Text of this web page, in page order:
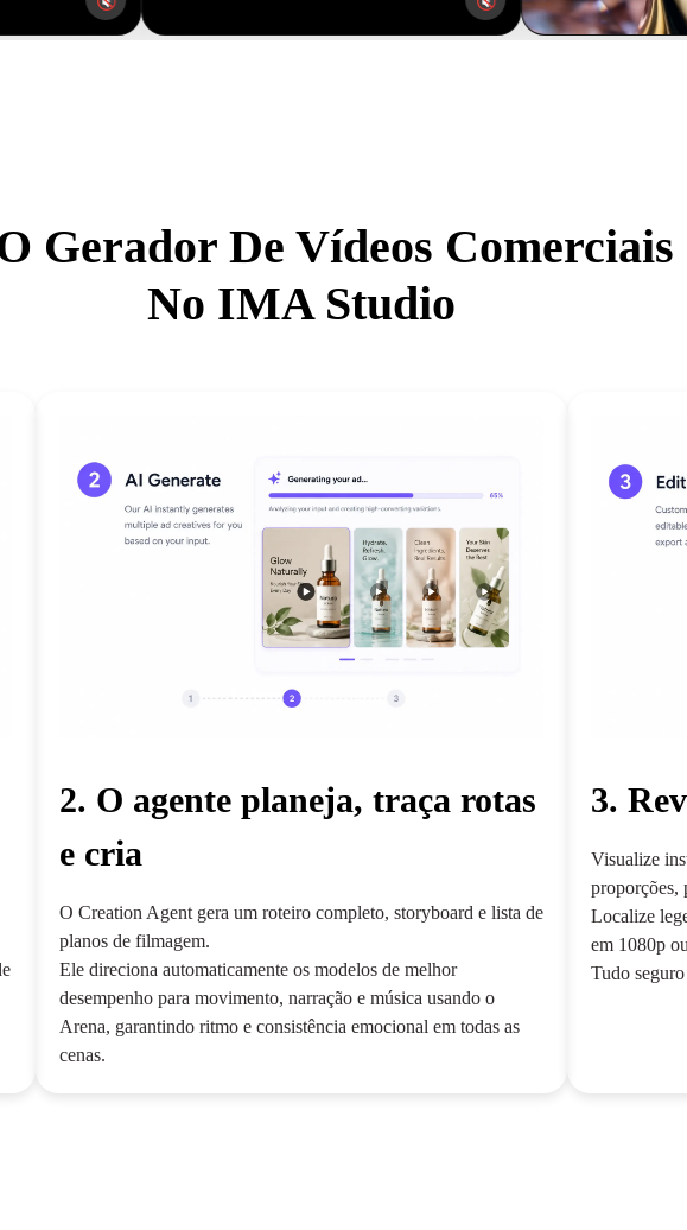
Gerador De Vídeos
No IMA Studio
2. O agente planeja, traça rotas
e cria
O Creation Agent gera um roteiro completo, storyboard e lista de
planos de filmagem.
Ele direciona automaticamente os modelos de melhor
desempenho para movimento, narração e música usando o
Arena, garantindo ritmo e consistência emocional em todas as
cenas.
3.
Visualize
proporções,
Localize
em 1080p
Tudo